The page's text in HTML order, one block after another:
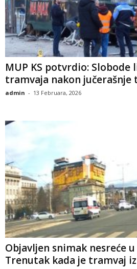
MUP KS potvrdio: Slobode
tramvaja nakon jučerašnje
admin - 13 Februara, 2026
​Objavljen snimak nesreće u
Trenutak kada je tramvaj